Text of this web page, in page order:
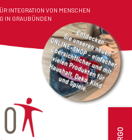
INTEGRATION VON MENSCHEN
IN GRAUBÜNDEN